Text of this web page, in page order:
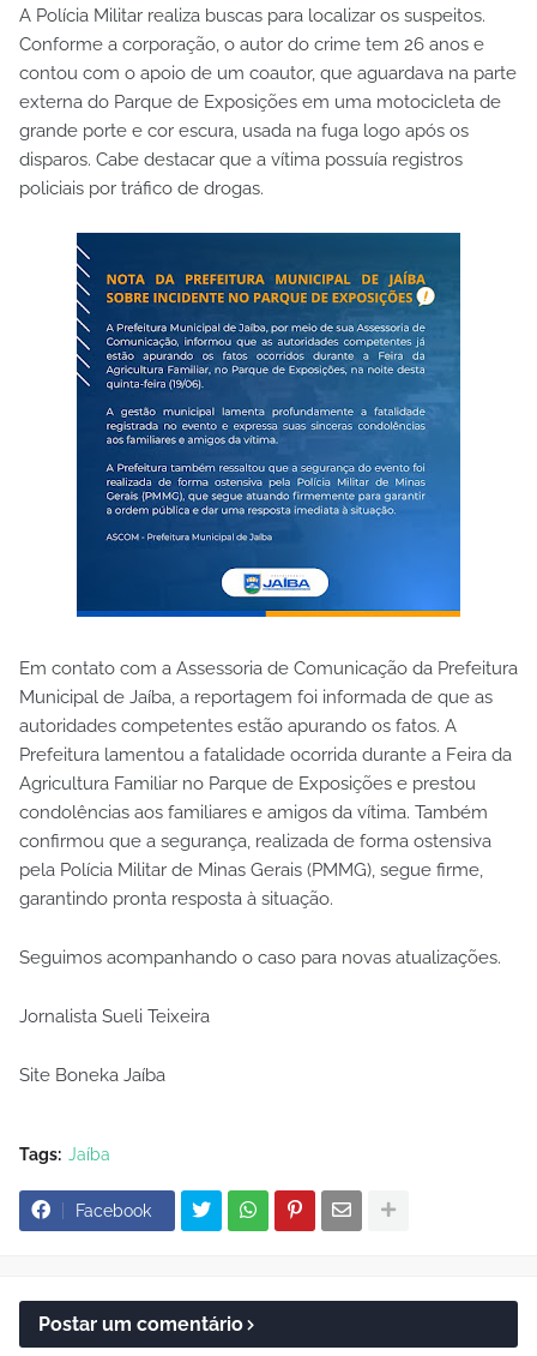
A Polícia Militar realiza buscas para localizar os suspeitos.
Conforme a corporação, o autor do crime tem 26 anos e
contou com o apoio de um coautor, que aguardava na parte
externa do Parque de Exposições em uma motocicleta de
grande porte e cor escura, usada na fuga logo após os
disparos. Cabe destacar que a vítima possuía registros
policiais por tráfico de drogas.
Em contato com a Assessoria de Comunicação da Prefeitura
Municipal de Jaíba, a reportagem foi informada de que as
autoridades competentes estão apurando os fatos. A
Prefeitura lamentou a fatalidade ocorrida durante a Feira da
Agricultura Familiar no Parque de Exposições e prestou
condolências aos familiares e amigos da vítima. Também
confirmou que a segurança, realizada de forma ostensiva
pela Polícia Militar de Minas Gerais (PMMG), segue firme,
garantindo pronta resposta à situação.
Seguimos acompanhando o caso para novas atualizações.
Jornalista Sueli Teixeira
Site Boneka Jaíba
Tags: Jaíba
Facebook
Postar um comentário